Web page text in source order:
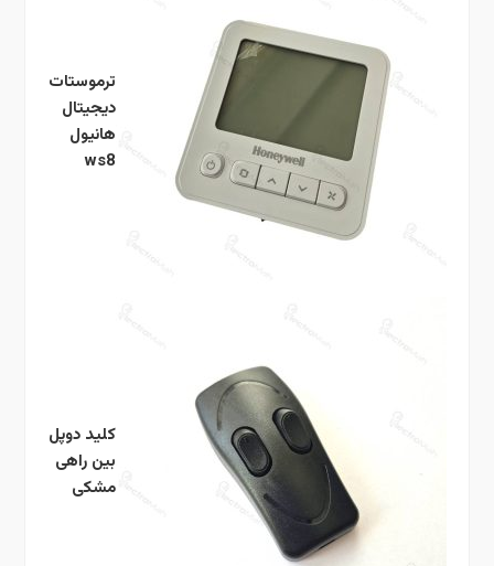
ترموستات
دیجیتال
هانیول
ws8
کلید دوپل
بین راهی
مشکی